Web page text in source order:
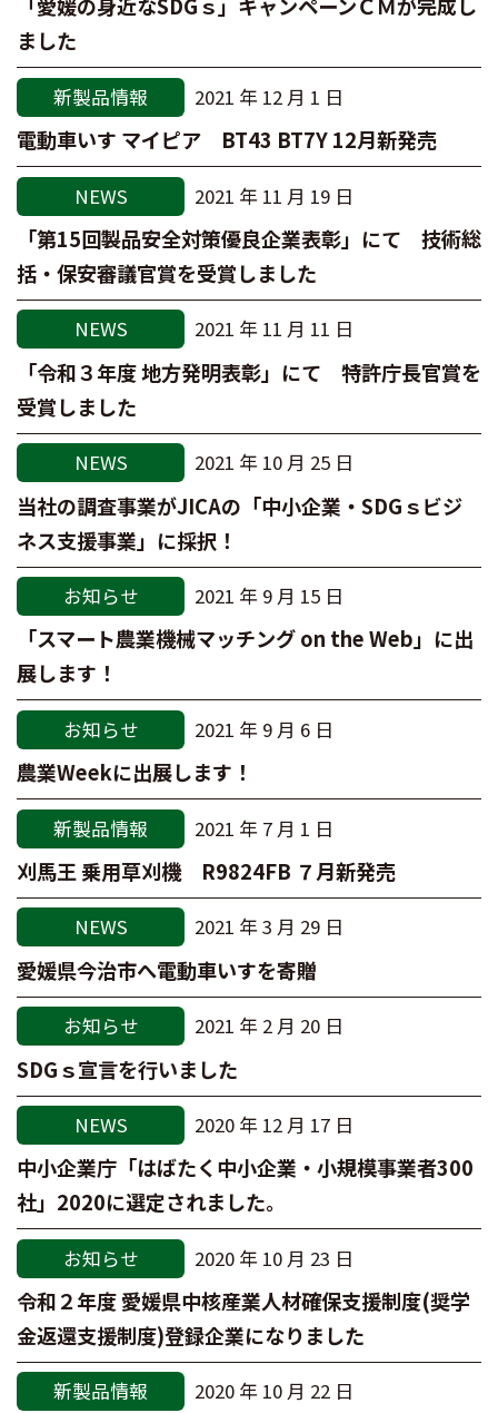
「愛媛の身近なSDGｓ」キャンペーンＣＭが完成し
ました
新製品情報 2021 年 12 月 1 日
電動車いす マイピア BT43 BT7Y 12月新発売
NEWS 2021 年 11 月 19 日
「第15回製品安全対策優良企業表彰」にて 技術総
括・保安審議官賞を受賞しました
NEWS 2021 年 11 月 11 日
「令和３年度 地方発明表彰」にて 特許庁長官賞を
受賞しました
NEWS 2021 年 10 月 25 日
当社の調査事業がJICAの「中小企業・SDGｓビジ
ネス支援事業」に採択！
お知らせ 2021 年 9 月 15 日
「スマート農業機械マッチング on the Web」に出
展します！
お知らせ 2021 年 9 月 6 日
農業Weekに出展します！
新製品情報 2021 年 7 月 1 日
刈馬王 乗用草刈機 R9824FB ７月新発売
NEWS 2021 年 3 月 29 日
愛媛県今治市へ電動車いすを寄贈
お知らせ 2021 年 2 月 20 日
SDGｓ宣言を行いました
NEWS 2020 年 12 月 17 日
中小企業庁「はばたく中小企業・小規模事業者300
社」2020に選定されました。
お知らせ 2020 年 10 月 23 日
令和２年度 愛媛県中核産業人材確保支援制度(奨学
金返還支援制度)登録企業になりました
新製品情報 2020 年 10 月 22 日